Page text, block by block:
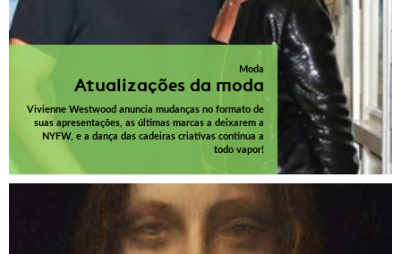
Moda
Atualizações da moda
Vivienne Westwood anuncia mudanças no formato de
suas apresentações, as últimas marcas a deixarem a
NYFW, e a dança das cadeiras criativas continua a
todo vapor!